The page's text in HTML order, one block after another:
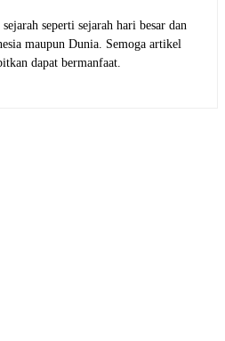
seperti sejarah hari besar dan
maupun Dunia. Semoga artikel
dapat bermanfaat.